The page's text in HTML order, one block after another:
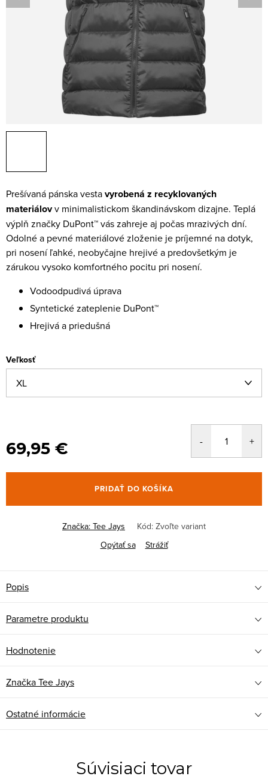
Prešívaná pánska vestavyrobená z recyklovaných
materiálovv minimalistickom škandinávskom dizajne. Teplá
výplň značky DuPont™ vás zahreje aj počas mrazivých dní.
Odolné a pevné materiálové zloženie je príjemné na dotyk,
pri nosení ľahké, neobyčajne hrejivé a predovšetkým je
zárukou vysoko komfortného pocitu pri nosení.
Vodoodpudivá úprava
Syntetické zateplenie DuPont™
Hrejivá a priedušná
Veľkosť
69,95 €
PRIDAŤ DO KOŠÍKA
Značka: Tee Jays Kód: Zvoľte variant
Opýtať sa
Strážiť
Popis
Parametre produktu
Hodnotenie
ZnačkaTee Jays
Ostatné informácie
Súvisiaci tovar